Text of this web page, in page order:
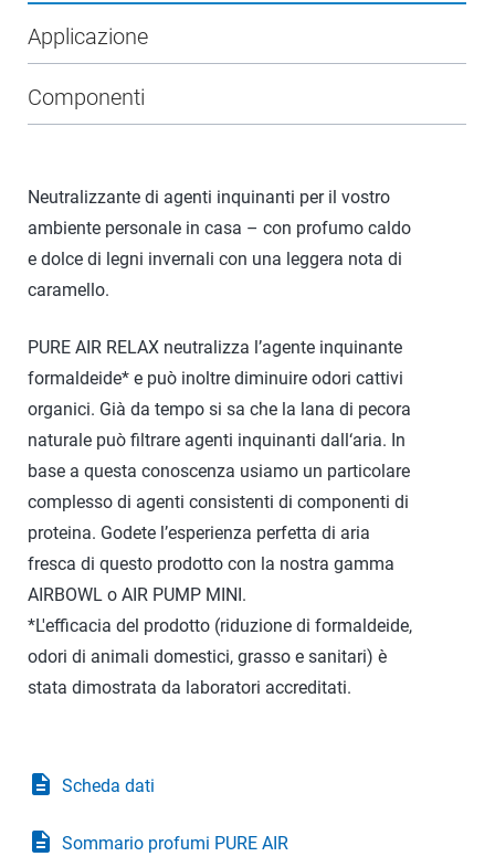
Applicazione
Componenti
Neutralizzante di agenti inquinanti per il vostro
ambiente personale in casa – con profumo caldo
e dolce di legni invernali con una leggera nota di
caramello.
PURE AIR RELAX neutralizza l’agente inquinante
formaldeide* e può inoltre diminuire odori cattivi
organici. Già da tempo si sa che la lana di pecora
naturale può filtrare agenti inquinanti dall‘aria. In
base a questa conoscenza usiamo un particolare
complesso di agenti consistenti di componenti di
proteina. Godete l’esperienza perfetta di aria
fresca di questo prodotto con la nostra gamma
AIRBOWL o AIR PUMP MINI.
*L'efficacia del prodotto (riduzione di formaldeide,
odori di animali domestici, grasso e sanitari) è
stata dimostrata da laboratori accreditati.
description Scheda dati
description Sommario profumi PURE AIR